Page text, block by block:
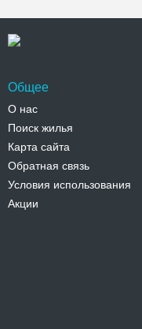
Общее
О нас
Поиск жилья
Карта сайта
Обратная связь
Условия использования
Акции